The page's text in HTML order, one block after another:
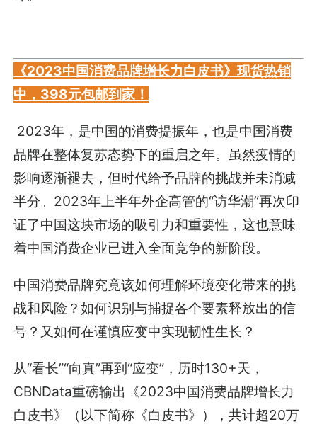
《2023中国消费品牌增长力白皮书》现货热销
中，398元包邮到家！
2023年，是中国的消费提振年，也是中国消费
品牌在整体复苏态势下的重启之年。虽然疫情的
影响逐渐褪去，但时代给予品牌的挑战并未消减
半分。2023年上半年外企高管的“访华潮”再次印
证了中国这块市场的吸引力和重要性，这也意味
着中国消费企业已进入全面竞争的新阶段。
中国消费品牌究竟该如何理解环境变化带来的挑
战和风险？如何识别与捕捉各个要素释放出的信
号？又如何在谨慎应变中实现韧性生长？
从“看长”“向真”再到“应变”，历时130+天，
CBNData重磅输出《2023中国消费品牌增长力
白皮书》（以下简称《白皮书》），共计超20万